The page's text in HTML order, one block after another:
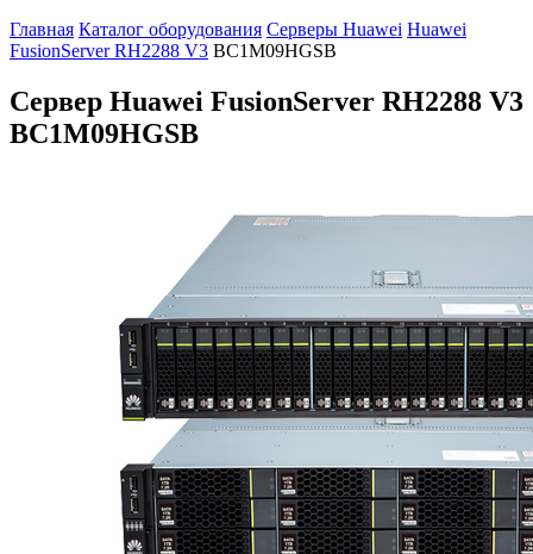
Главная Каталог оборудования Серверы Huawei Huawei
FusionServer RH2288 V3 BC1M09HGSB
Сервер Huawei FusionServer RH2288 V3
BC1M09HGSB